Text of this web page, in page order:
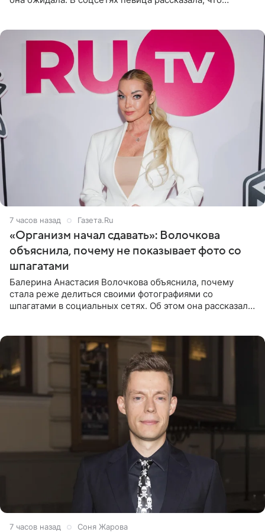
7 часов назад Газета.Ru
«Организм начал сдавать»: Волочкова
объяснила, почему не показывает фото со
шпагатами
Балерина Анастасия Волочкова объяснила, почему
стала реже делиться своими фотографиями со
шпагатами в социальных сетях. Об этом она рассказала
7 часов назад Соня Жарова